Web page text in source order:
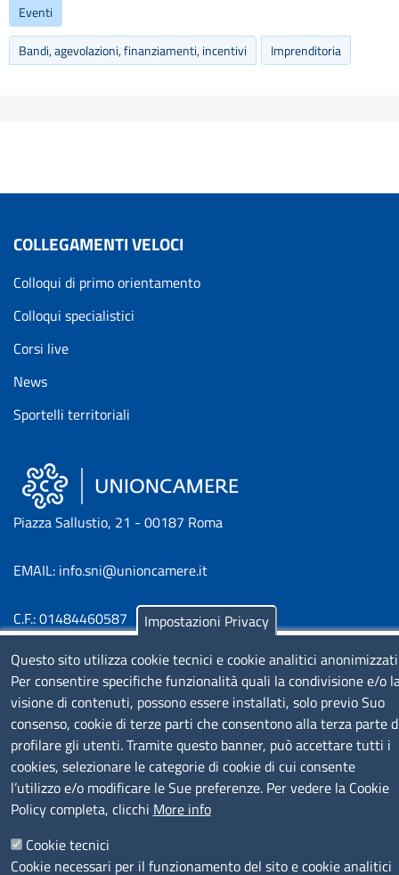
Eventi
Bandi, agevolazioni, finanziamenti, incentivi Imprenditoria
COLLEGAMENTI VELOCI
Colloqui di primo orientamento
Colloqui specialistici
Corsi live
News
Sportelli territoriali
Piazza Sallustio, 21 - 00187 Roma
EMAIL: info.sni@unioncamere.it
C.F.: 01484460587
P.Iva: 01000211001
SERVIZIO REALIZZATO DA
SEGUICI SU
Impostazioni Privacy
Questo sito utilizza cookie tecnici e cookie analitici
Per consentire specifiche funzionalità quali la condivisione e/o
visione di contenuti, possono essere installati, solo previo Suo
consenso, cookie di terze parti che consentono alla terza parte
profilare gli utenti. Tramite questo banner, può accettare tutti i
cookies, selezionare le categorie di cookie di cui consente
l’utilizzo e/o modificare le Sue preferenze. Per vedere la Cookie
Policy completa, clicchi More info
Cookie tecnici
Cookie necessari per il funzionamento del sito e cookie analitici